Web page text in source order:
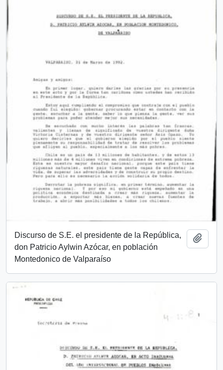
Discurso de S.E. el presidente de la República,
don Patricio Aylwin Azócar, en población
Montedonico de Valparaíso